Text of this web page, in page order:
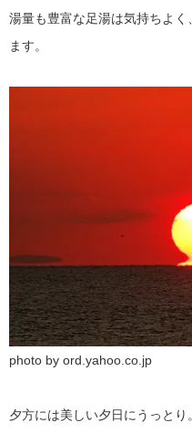
湯量も豊富な足湯は気持ちよ
ます。
photo by ord.yahoo.co.jp
夕方には美しい夕日にうっとり